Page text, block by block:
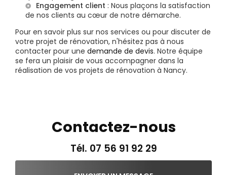
Engagement client : Nous plaçons la satisfaction
de nos clients au cœur de notre démarche.
Pour en savoir plus sur nos services ou pour discuter de
votre projet de rénovation, n'hésitez pas à nous
contacter pour une demande de devis. Notre équipe
se fera un plaisir de vous accompagner dans la
réalisation de vos projets de rénovation à Nancy.
Contactez-nous
Tél. 07 56 91 92 29